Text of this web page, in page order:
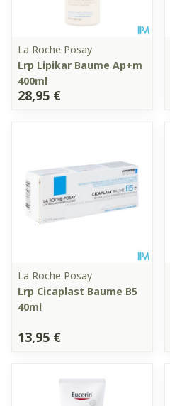
La Roche Posay
Lrp Lipikar Baume Ap+m
400ml
28,95 €
La Roche Posay
Lrp Cicaplast Baume B5
40ml
13,95 €